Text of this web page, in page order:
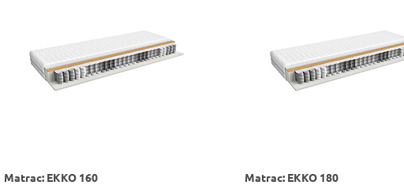
Matrac: EKKO 160 Matrac: EKKO 180